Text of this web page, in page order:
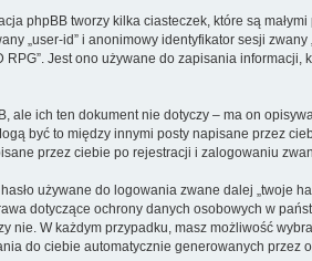
phpBB tworzy kilka ciasteczek, które są
„user-id” i anonimowy identyfikator sesji zwany
Jest ono używane do zapisania informacji,
ale ich ten dokument nie dotyczy – ma on
być to między innymi posty napisane przez
przez ciebie po rejestracji i zalogowaniu
używane do logowania zwane dalej „twoje
dotyczące ochrony danych osobowych w
W każdym przypadku, masz możliwość
do ciebie automatycznie generowanych przez